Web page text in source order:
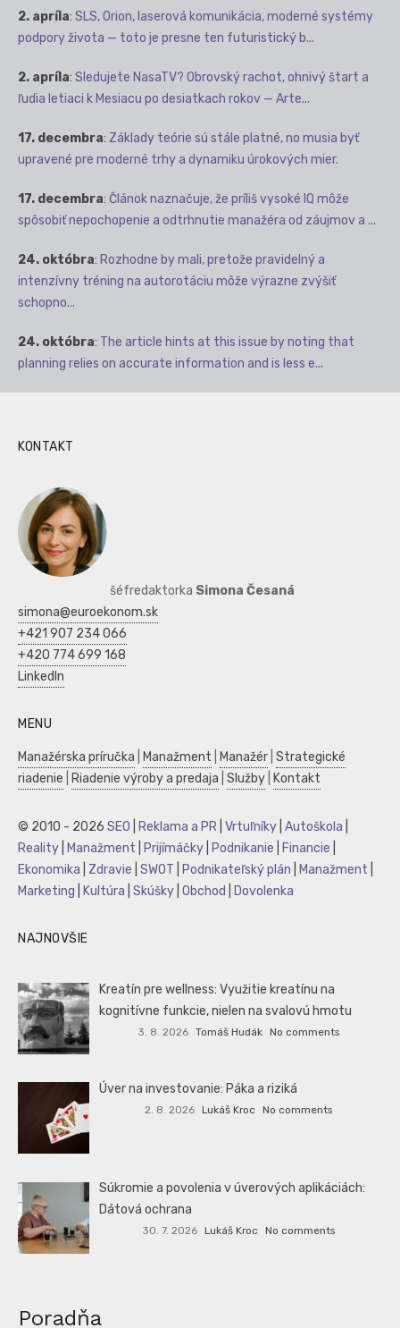
2. apríla: SLS, Orion, laserová komunikácia, moderné systémy
podpory života — toto je presne ten futuristický b...
2. apríla: Sledujete NasaTV? Obrovský rachot, ohnivý štart a
ľudia letiaci k Mesiacu po desiatkach rokov — Arte...
17. decembra: Základy teórie sú stále platné, no musia byť
upravené pre moderné trhy a dynamiku úrokových mier.
17. decembra: Článok naznačuje, že príliš vysoké IQ môže
spôsobiť nepochopenie a odtrhnutie manažéra od záujmov a ...
24. októbra: Rozhodne by mali, pretože pravidelný a
intenzívny tréning na autorotáciu môže výrazne zvýšiť
schopno...
24. októbra: The article hints at this issue by noting that
planning relies on accurate information and is less e...
KONTAKT
šéfredaktorka Simona Česaná
simona@euroekonom.sk
+421 907 234 066
+420 774 699 168
LinkedIn
MENU
Manažérska príručka Manažment Manažér Strategické
riadenie
Riadenie výroby a predaja Služby Kontakt
© 2010 - 2026 SEO Reklama a PR Vrtuľníky Autoškola
Reality
Manažment Prijímáčky Podnikanie Financie
Ekonomika
Zdravie SWOT Podnikateľský plán Manažment
Marketing
Kultúra Skúšky Obchod Dovolenka
NAJNOVŠIE
Kreatín pre wellness: Využitie kreatínu na
kognitívne funkcie, nielen na svalovú hmotu
3. 8. 2026 Tomáš Hudák No comments
Úver na investovanie: Páka a riziká
2. 8. 2026 Lukáš Kroc No comments
Súkromie a povolenia v úverových aplikáciách:
Dátová ochrana
30. 7. 2026 Lukáš Kroc No comments
Poradňa